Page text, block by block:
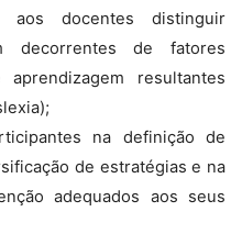
docentes distinguir
decorrentes de fatores
resultantes
na definição de
de estratégias e na
adequados aos seus